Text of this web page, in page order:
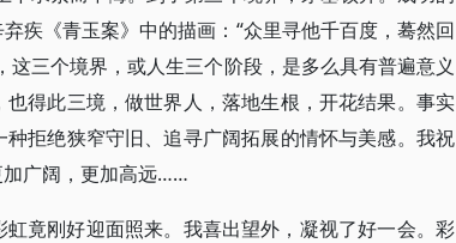
疾《青玉案》中的描画：“众里寻他千百度，蓦然回
三个境界，或人生三个阶段，是多么具有普遍意义
得此三境，做世界人，落地生根，开花结果。事实
拒绝狭窄守旧、追寻广阔拓展的情怀与美感。我祝
加广阔，更加高远……
竟刚好迎面照来。我喜出望外，凝视了好一会。彩